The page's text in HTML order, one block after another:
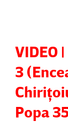
VIDEO
3
Popa